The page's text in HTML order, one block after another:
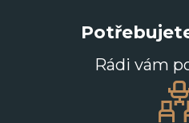
Rádi vám